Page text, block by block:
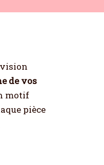
de vos
motif
pièce